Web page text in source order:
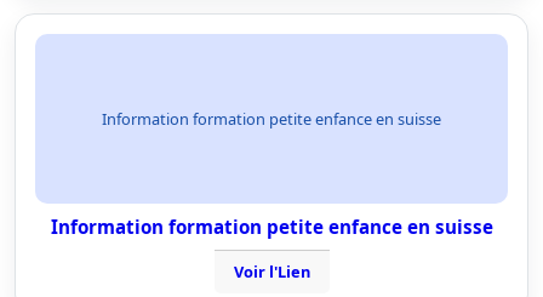
Information formation petite enfance en suisse
Information formation petite enfance en suisse
Voir l'Lien